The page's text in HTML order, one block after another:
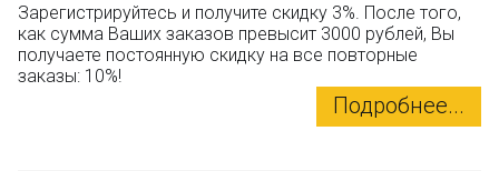
Зарегистрируйтесь и получите скидку 3%. После того,
как сумма Ваших заказов превысит 3000 рублей, Вы
получаете постоянную скидку на все повторные
заказы: 10%!
Подробнее...